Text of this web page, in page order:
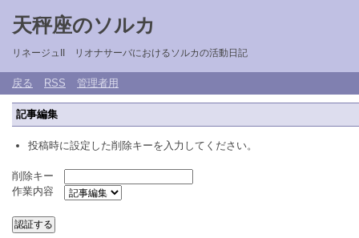
天秤座のソルカ
リネージュII リオナサーバにおけるソルカの活動日記
戻る RSS 管理者用
記事編集
投稿時に設定した削除キーを入力してください。
削除キー
作業内容